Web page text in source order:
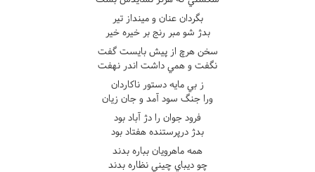
بگردان عنان و مينداز تير
بدژ شو مبر رنج بر خيره خير
سخن هرچ از پيش بايست گفت
نگفت و همي داشت اندر نهفت
ز بي مايه دستور ناکاردان
ورا جنگ سود آمد و جان زيان
فرود جوان را دژ آباد بود
بدژ درپرستنده هفتاد بود
همه ماهرويان بباره بدند
چو ديباي چيني نظاره بدند